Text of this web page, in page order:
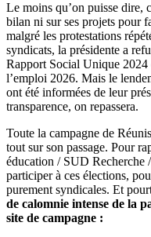
Le moins qu’on puisse dire,
bilan ni sur ses projets pour
malgré les protestations
syndicats, la présidente a
Rapport Social Unique
l’emploi 2026. Mais le
ont été informées de leur
transparence, on repassera.
Toute la campagne de
tout sur son passage. Pour
éducation / SUD Recherche
participer à ces élections,
purement syndicales. Et
de calomnie intense de la
site de campagne :